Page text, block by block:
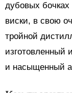
дубовых бочках
виски, в свою
тройной
изготовленный
и насыщенный